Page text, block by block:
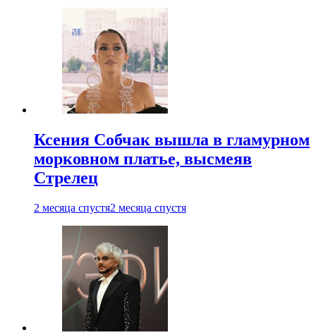
Ксения Собчак вышла в гламурном
морковном платье, высмеяв
Стрелец
2 месяца спустя2 месяца спустя